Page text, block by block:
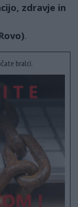
zdravje in
.
bralci.